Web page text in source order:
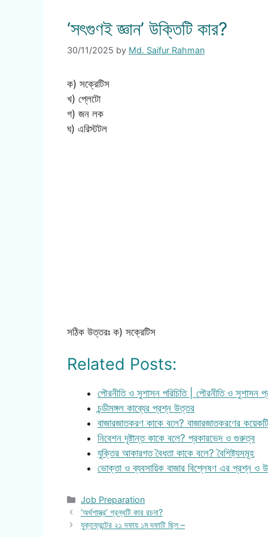
‘সৎগুণই জ্ঞান’ উক্তিটি কার?
30/11/2025 by Md. Saifur Rahman
ক) সক্রেটিস
খ) প্লেটো
গ) জন লক
ঘ) এরিস্টটল
সঠিক উত্তরঃ ক) সক্রেটিস
Related Posts:
পৌরনীতি ও সুশাসন পরিচিতি | পৌরনীতি ও সুশাসন
চন্ডীমঙ্গল কাব্যের প্রশ্ন উত্তর
বাজারজাতকরণ কাকে বলে? বাজারজাতকরণের কয়েকটি
নিবেশন দৃষ্টান্ত কাকে বলে? প্রকারভেদ ও গুরুত্ব
যুক্তির আকারগত বৈধতা কাকে বলে? বৈশিষ্ট্যসমূহ
ভোক্তা ও ব্যবসায়িক বাজার বিশ্লেষণ এর প্রশ্ন ও
Categories
Job Preparation
‘অর্থশাস্ত্র’ গ্রন্থটি কার রচনা?
যুক্তফ্রন্টের ২১ দফায় ১ম দফাটি ছিল –